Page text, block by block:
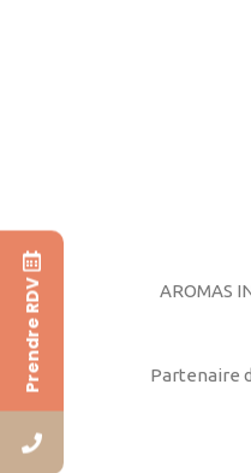
AROMAS
Partenaire
Prendre RDV